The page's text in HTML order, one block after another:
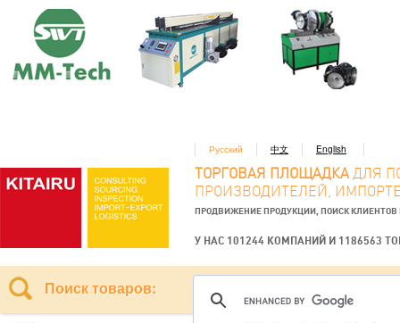
Русский 中文 English
ТОРГОВАЯ ПЛОЩАДКА ДЛЯ
ПРОИЗВОДИТЕЛЕЙ,
ПРОДВИЖЕНИЕ ПРОДУКЦИИ, ПОИСК КЛИЕНТОВ
У НАС 101244 КОМПАНИЙ И 1186563
Поиск товаров: